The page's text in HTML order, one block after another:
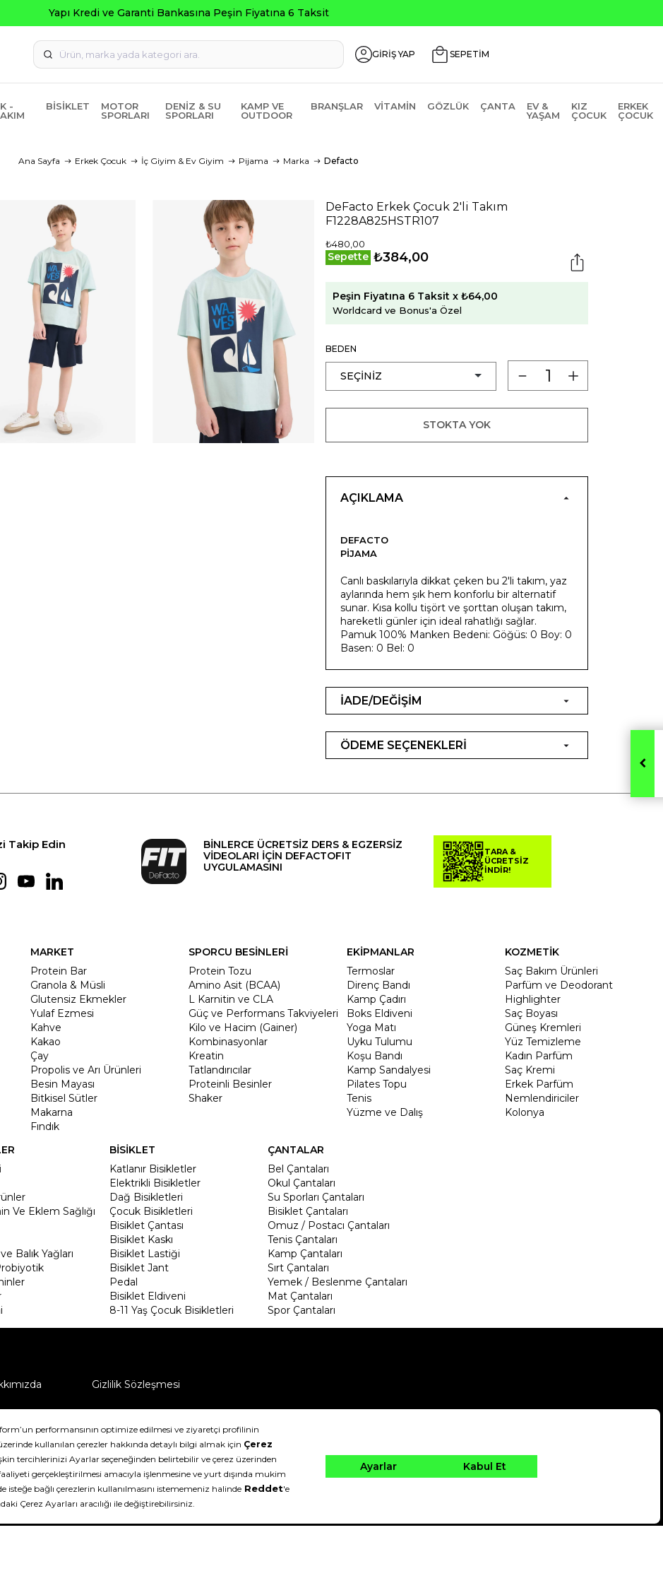
Yapı Kredi ve Garanti Bankasına Peşin Fiyatına 6 Taksit
GİRİŞ YAP SEPETİM
-
BISIKLET
MOTOR
SPORLARI
DENIZ & SU
SPORLARI
KAMP VE
OUTDOOR
BRANŞLAR VITAMIN GÖZLÜK ÇANTA
EV &
YAŞAM
KIZ
ÇOCUK
ERKEK
ÇOCUK
Ana Sayfa Erkek Çocuk İç Giyim & Ev Giyim Pijama Marka Defacto
DeFacto Erkek Çocuk 2'li Takım
F1228A825HSTR107
₺480,00
Sepette ₺384,00
Peşin Fiyatına 6 Taksit x ₺64,00
Worldcard ve Bonus'a Özel
BEDEN
STOKTA YOK
AÇIKLAMA
DEFACTO
PIJAMA
Canlı baskılarıyla dikkat çeken bu 2'li takım, yaz
aylarında hem şık hem konforlu bir alternatif
sunar. Kısa kollu tişört ve şorttan oluşan takım,
hareketli günler için ideal rahatlığı sağlar.
Pamuk 100% Manken Bedeni: Göğüs: 0 Boy: 0
Basen: 0 Bel: 0
İADE/DEĞİŞİM
ÖDEME SEÇENEKLERİ
Takip Edin
BİNLERCE ÜCRETSİZ DERS & EGZERSİZ
VİDEOLARI İÇİN DEFACTOFIT
UYGULAMASINI
TARA &
ÜCRETSİZ
İNDİR!
MARKET
Protein Bar
Granola & Müsli
Glutensiz Ekmekler
Yulaf Ezmesi
Kahve
Kakao
Çay
Propolis ve Arı Ürünleri
Besin Mayası
Bitkisel Sütler
Makarna
Fındık
SPORCU BESİNLERİ
Protein Tozu
Amino Asit (BCAA)
L Karnitin ve CLA
Güç ve Performans Takviyeleri
Kilo ve Hacim (Gainer)
Kombinasyonlar
Kreatin
Tatlandırıcılar
Proteinli Besinler
Shaker
EKİPMANLAR
Termoslar
Direnç Bandı
Kamp Çadırı
Boks Eldiveni
Yoga Matı
Uyku Tulumu
Koşu Bandı
Kamp Sandalyesi
Pilates Topu
Tenis
Yüzme ve Dalış
KOZMETİK
Saç Bakım Ürünleri
Parfüm ve Deodorant
Highlighter
Saç Boyası
Güneş Kremleri
Yüz Temizleme
Kadın Parfüm
Saç Kremi
Erkek Parfüm
Nemlendiriciler
Kolonya
Ve Eklem Sağlığı
Balık Yağları
BİSİKLET
Katlanır Bisikletler
Elektrikli Bisikletler
Dağ Bisikletleri
Çocuk Bisikletleri
Bisiklet Çantası
Bisiklet Kaskı
Bisiklet Lastiği
Bisiklet Jant
Pedal
Bisiklet Eldiveni
8-11 Yaş Çocuk Bisikletleri
ÇANTALAR
Bel Çantaları
Okul Çantaları
Su Sporları Çantaları
Bisiklet Çantaları
Omuz / Postacı Çantaları
Tenis Çantaları
Kamp Çantaları
Sırt Çantaları
Yemek / Beslenme Çantaları
Mat Çantaları
Spor Çantaları
Gizlilik Sözleşmesi
saklıdır.